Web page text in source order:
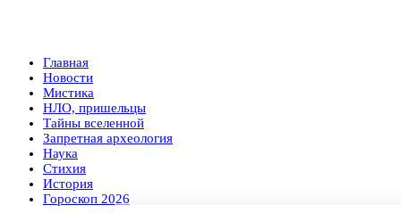
Главная
Новости
Мистика
НЛО, пришельцы
Тайны вселенной
Запретная археология
Наука
Стихия
История
Гороскоп 2026